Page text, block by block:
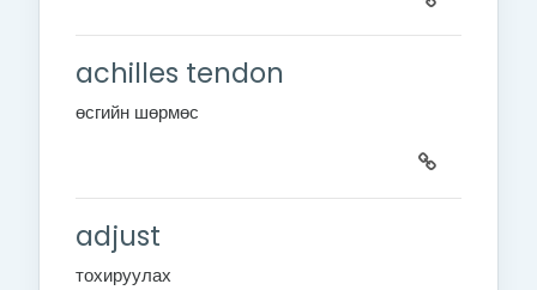
achilles tendon
өсгийн шөрмөс
adjust
тохируулах